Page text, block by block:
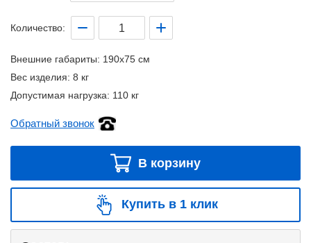
Количество:
Внешние габариты: 190x75 см
Вес изделия: 8 кг
Допустимая нагрузка: 110 кг
Обратный звонок
В корзину
Купить в 1 клик